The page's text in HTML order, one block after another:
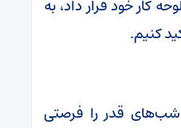
کار خود قرار داد، به
کنیم.
شب‌های قدر را فرصتی